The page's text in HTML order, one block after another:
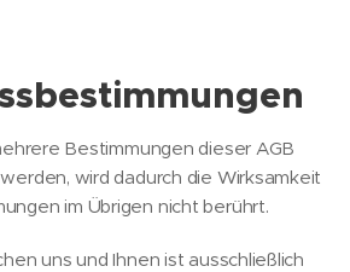
Bestimmungen dieser AGB
wird dadurch die Wirksamkeit
im Übrigen nicht berührt.
uns und Ihnen ist ausschließlich